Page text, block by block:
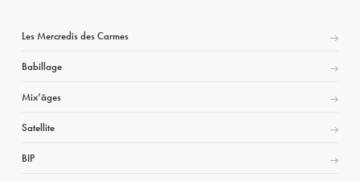
Les Mercredis des Carmes
Babillage
Mix’âges
Satellite
BIP